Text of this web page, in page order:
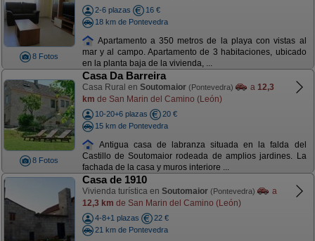
8 Fotos
2-6 plazas
16 €
18 km de Pontevedra
Apartamento a 350 metros de la playa con vistas al
mar y al campo. Apartamento de 3 habitaciones, ubicado
en la planta baja de la vivienda, ...
8 Fotos
Casa Da Barreira
Casa Rural en Soutomaior (Pontevedra) a 12,3
km de San Marin del Camino (León)
10-20+6 plazas
20 €
15 km de Pontevedra
Antigua casa de labranza situada en la falda del
Castillo de Soutomaior rodeada de amplios jardines. La
fachada de la casa y muros interiore ...
Casa de 1910
Vivienda turística en Soutomaior (Pontevedra)
a
12,3 km de San Marin del Camino (León)
4-8+1 plazas
22 €
21 km de Pontevedra